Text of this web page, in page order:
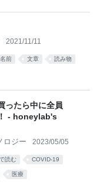
2021/11/11
名前 文章 読み物
ったら中に全員
- honeylab's
ロジー 2023/05/05
読む COVID-19
医療